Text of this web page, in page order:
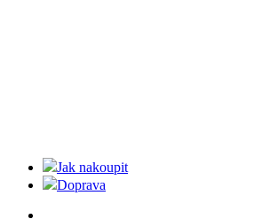
Jak nakoupit
Doprava